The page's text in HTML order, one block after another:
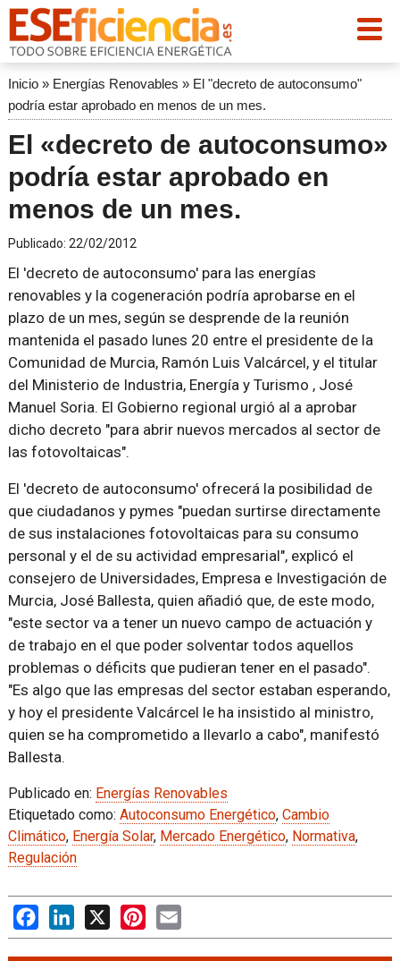
Inicio» Energías Renovables » El "decreto de autoconsumo"
podría estar aprobado en menos de un mes.
El «decreto de autoconsumo»
podría estar aprobado en
menos de un mes.
Publicado: 22/02/2012
El 'decreto de autoconsumo' para las energías
renovables y la cogeneración podría aprobarse en el
plazo de un mes, según se desprende de la reunión
mantenida el pasado lunes 20 entre el presidente de la
Comunidad de Murcia, Ramón Luis Valcárcel, y el titular
del Ministerio de Industria, Energía y Turismo , José
Manuel Soria. El Gobierno regional urgió al a aprobar
dicho decreto "para abrir nuevos mercados al sector de
las fotovoltaicas".
El 'decreto de autoconsumo' ofrecerá la posibilidad de
que ciudadanos y pymes "puedan surtirse directamente
de sus instalaciones fotovoltaicas para su consumo
personal y el de su actividad empresarial", explicó el
consejero de Universidades, Empresa e Investigación de
Murcia, José Ballesta, quien añadió que, de este modo,
"este sector va a tener un nuevo campo de actuación y
de trabajo en el que poder solventar todos aquellos
problemas o déficits que pudieran tener en el pasado".
"Es algo que las empresas del sector estaban esperando,
y hoy el presidente Valcárcel le ha insistido al ministro,
quien se ha comprometido a llevarlo a cabo", manifestó
Ballesta.
Publicado en: Energías Renovables
Etiquetado como: Autoconsumo Energético, Cambio
Climático, Energía Solar, Mercado Energético, Normativa,
Regulación
FacebookLinkedIn
X PinterestEmail